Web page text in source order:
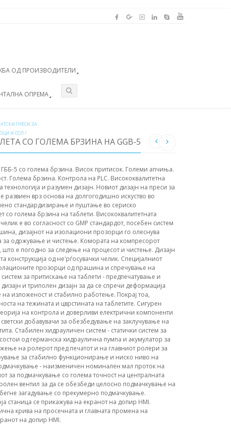
ОД ПРОИЗВОДИТЕЛИ
ОПРЕМА
ПРЕСИ ЗА
И СОЛ /
СО ГОЛЕМА БРЗИНА НА GGB-5
5 со голема брзина. Висок притисок. Големи апчиња.
Голема брзина. Контрола на PLC. Висококвалитетна
и разумен дизајн. Новиот дизајн на преси за
развиен врз основа на долгогодишно искуство во
стандардизирање и пуштање во сериско
со голема брзина на таблети. Висококвалитетната
е во согласност со GMP стандардот, посебен систем
дизајнот на изолациони прозорци го олеснува
за одржување и чистење. Комората на компресорот
што е погодно за следење на процесот и чистење. Дизајн
конструкција од не'рѓосувачки челик. Специјалниот
прозорци од прашина и спречување на
за притискање на таблети - предпечатување и
и триполен дизајн за да се спречи деформација
изложеност и стабилно работење. Покрај тоа,
на тежината и цврстината на таблетите. Сигурен
на контрола и доверливи електрични компоненти
добавувачи за обезбедување на заклучување на
Стабилен хидрауличен систем - статички систем за
од германска хидраулична пумпа и акумулатор за
на ролерот пред печатот и на главниот ролери за
за стабилно функционирање и ниско ниво на
- наизменичен номинален мал проток на
за подмачкување со голема точност на централната
вентил за да се обезбеди целосно подмачкување на
загадување со прекумерно подмачкување.
станица се прикажува на екранот на допир HMI.
крива на просечната и главната промена на
на допир HMI.